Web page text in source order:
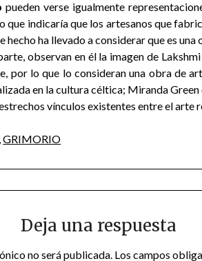
pueden verse igualmente
que indicaría que los artesanos que
hecho ha llevado a considerar que es
observan en él la imagen de
por lo que lo consideran una obra de
en la cultura céltica; Miranda Green
vínculos existentes entre el arte
,GRIMORIO
Deja una respuesta
no será publicada. Los campos